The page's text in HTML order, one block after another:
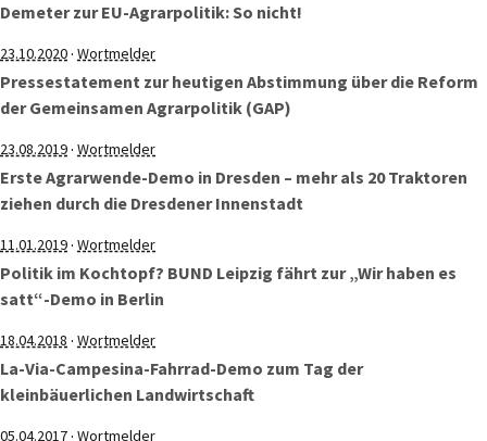
Demeter zur EU-Agrarpolitik: So nicht!
23.10.2020· Wortmelder
Pressestatement zur heutigen Abstimmung über die Reform
der Gemeinsamen Agrarpolitik (GAP)
23.08.2019· Wortmelder
Erste Agrarwende-Demo in Dresden – mehr als 20 Traktoren
ziehen durch die Dresdener Innenstadt
11.01.2019· Wortmelder
Politik im Kochtopf? BUND Leipzig fährt zur „Wir haben es
satt“-Demo in Berlin
18.04.2018 · Wortmelder
La-Via-Campesina-Fahrrad-Demo zum Tag der
kleinbäuerlichen Landwirtschaft
05.04.2017· Wortmelder